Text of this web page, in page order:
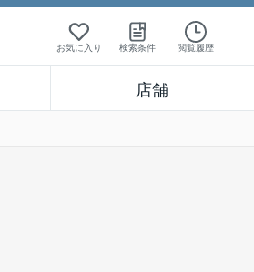
お気に入り 検索条件 閲覧履歴
店舗